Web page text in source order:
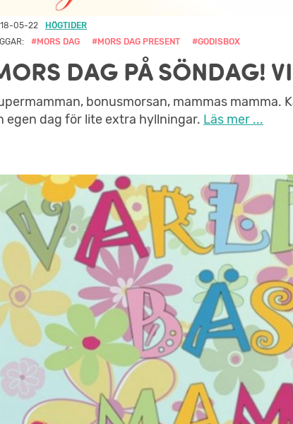
05-22
HÖGTIDER
#MORS DAG #MORS DAG PRESENT #GODISBOX
DAG PÅ SÖNDAG!
bonusmorsan, mammas mamma.
egen dag för lite extra hyllningar. Läs mer ...